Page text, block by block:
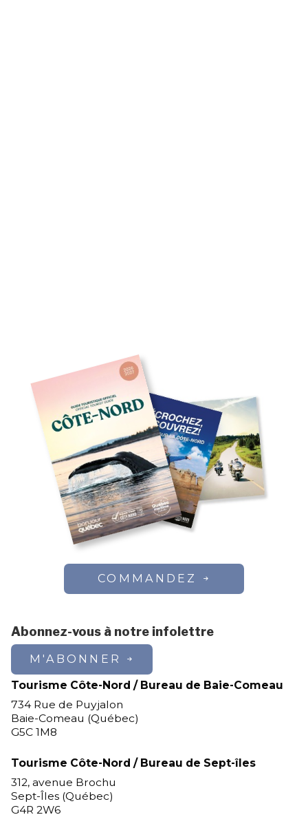
COMMANDEZ
Abonnez-vous à notre infolettre
M'ABONNER
Tourisme Côte-Nord / Bureau de Baie-Comeau
734 Rue de Puyjalon
Baie-Comeau (Québec)
G5C 1M8
Tourisme Côte-Nord / Bureau de Sept-îles
312, avenue Brochu
Sept-Îles (Québec)
G4R 2W6